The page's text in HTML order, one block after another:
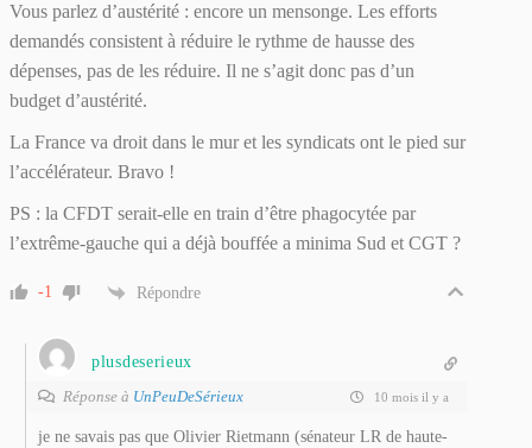
Vous parlez d’austérité : encore un mensonge. Les efforts
demandés consistent à réduire le rythme de hausse des
dépenses, pas de les réduire. Il ne s’agit donc pas d’un
budget d’austérité.
La France va droit dans le mur et les syndicats ont le pied sur
l’accélérateur. Bravo !
PS : la CFDT serait-elle en train d’être phagocytée par
l’extrême-gauche qui a déjà bouffée a minima Sud et CGT ?
-1 Répondre
plusdeserieux
Réponse à UnPeuDeSérieux 10 mois il y a
je ne savais pas que Olivier Rietmann (sénateur LR de haute-